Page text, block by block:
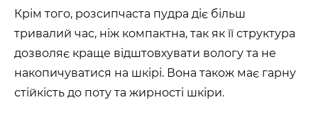
Крім того, розсипчаста пудра діє більш
тривалий час, ніж компактна, так як її структура
дозволяє краще відштовхувати вологу та не
накопичуватися на шкірі. Вона також має гарну
стійкість до поту та жирності шкіри.